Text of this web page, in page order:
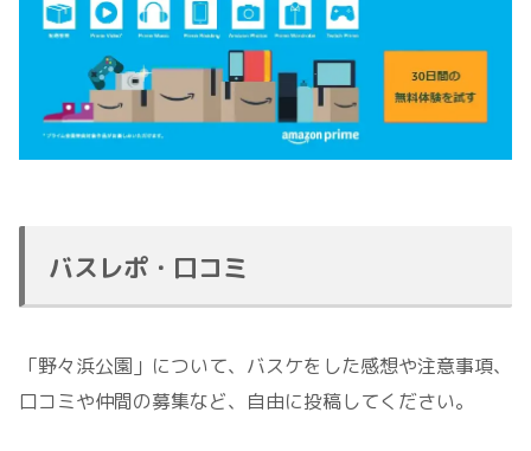
バスレポ・口コミ
「野々浜公園」について、バスケをした感想や注意事項、
口コミや仲間の募集など、自由に投稿してください。